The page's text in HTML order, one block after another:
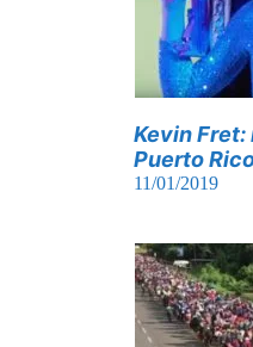
Kevin Fret:
Puerto
11/01/2019